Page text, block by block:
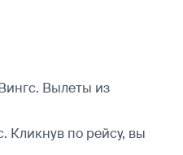
Вылеты из
Кликнув по рейсу, вы